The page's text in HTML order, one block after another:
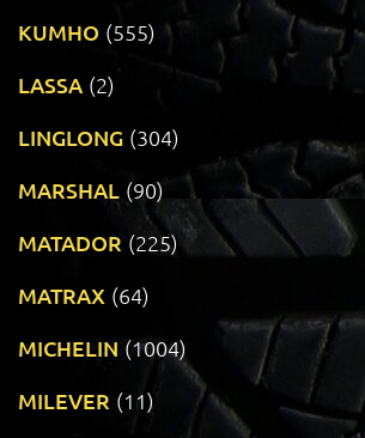
KUMHO (555)
LASSA (2)
LINGLONG (304)
MARSHAL (90)
MATADOR (225)
MATRAX (64)
MICHELIN (1004)
MILEVER (11)